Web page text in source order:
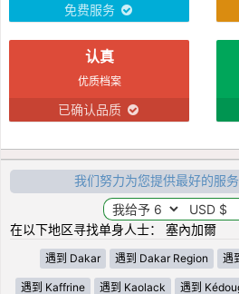
免费服务
认真
优质档案
已确认品质
我们努力为您提供最好的服
在以下地区寻找单身人士： 塞內加爾
遇到 Dakar 遇到 Dakar Region 遇
遇到 Kaffrine 遇到 Kaolack 遇到